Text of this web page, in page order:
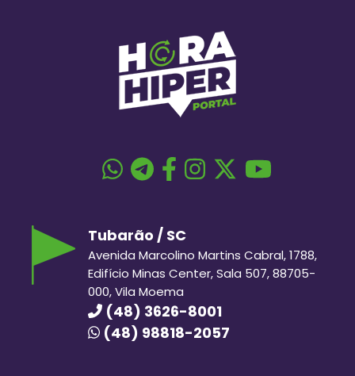
Tubarão / SC
Avenida Marcolino Martins Cabral, 1788,
Edifício Minas Center, Sala 507, 88705-
000, Vila Moema
(48) 3626-8001
(48) 98818-2057